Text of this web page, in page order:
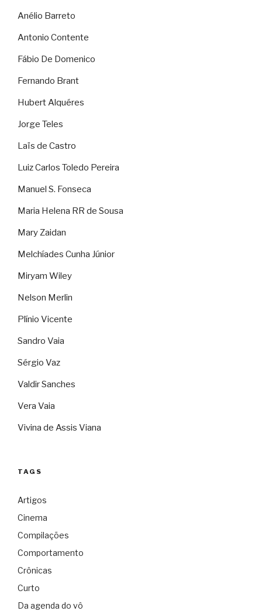
Anélio Barreto
Antonio Contente
Fábio De Domenico
Fernando Brant
Hubert Alquéres
Jorge Teles
Laïs de Castro
Luiz Carlos Toledo Pereira
Manuel S. Fonseca
Maria Helena RR de Sousa
Mary Zaidan
Melchíades Cunha Júnior
Miryam Wiley
Nelson Merlin
Plínio Vicente
Sandro Vaia
Sérgio Vaz
Valdir Sanches
Vera Vaia
Vivina de Assis Viana
TAGS
Artigos
Cinema
Compilações
Comportamento
Crônicas
Curto
Da agenda do vô